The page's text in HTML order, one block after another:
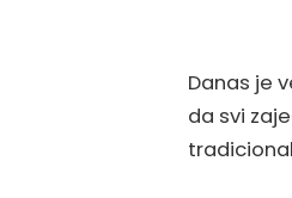
Danas je
da svi